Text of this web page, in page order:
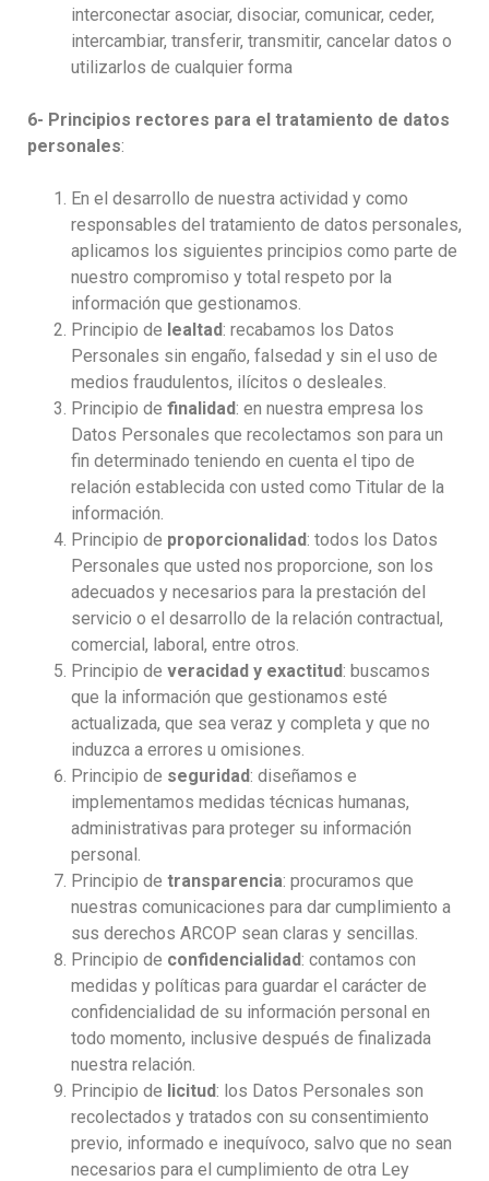
interconectar asociar, disociar, comunicar, ceder,
intercambiar, transferir, transmitir, cancelar datos o
utilizarlos de cualquier forma
6- Principios rectores para el tratamiento de datos
personales:
En el desarrollo de nuestra actividad y como
responsables del tratamiento de datos personales,
aplicamos los siguientes principios como parte de
nuestro compromiso y total respeto por la
información que gestionamos.
Principio de lealtad: recabamos los Datos
Personales sin engaño, falsedad y sin el uso de
medios fraudulentos, ilícitos o desleales.
Principio de finalidad: en nuestra empresa los
Datos Personales que recolectamos son para un
fin determinado teniendo en cuenta el tipo de
relación establecida con usted como Titular de la
información.
Principio de proporcionalidad: todos los Datos
Personales que usted nos proporcione, son los
adecuados y necesarios para la prestación del
servicio o el desarrollo de la relación contractual,
comercial, laboral, entre otros.
Principio de veracidad y exactitud: buscamos
que la información que gestionamos esté
actualizada, que sea veraz y completa y que no
induzca a errores u omisiones.
Principio de seguridad: diseñamos e
implementamos medidas técnicas humanas,
administrativas para proteger su información
personal.
Principio de transparencia: procuramos que
nuestras comunicaciones para dar cumplimiento a
sus derechos ARCOP sean claras y sencillas.
Principio de confidencialidad: contamos con
medidas y políticas para guardar el carácter de
confidencialidad de su información personal en
todo momento, inclusive después de finalizada
nuestra relación.
Principio de licitud: los Datos Personales son
recolectados y tratados con su consentimiento
previo, informado e inequívoco, salvo que no sean
necesarios para el cumplimiento de otra Ley